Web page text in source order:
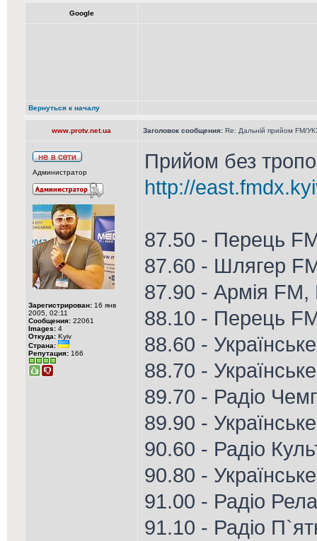
Google
Вернуться к началу
www.protv.net.ua Заголовок сообщения: Re: Дальній прийом FM/
Администратор
Зарегистрирован: 16 янв
2005, 02:11
Сообщения: 22061
Images: 4
Откуда: Kyiv
Страна:
Репутация: 166
Прийом без
http://
87.50 - Перець
87.60 - Шлягер
87.90 - Армія FM,
88.10 - Перець
88.60 -
88.70 -
89.70 - Радіо
89.90 -
90.60 - Радіо
90.80 -
91.00 - Радіо
91.10 - Радіо